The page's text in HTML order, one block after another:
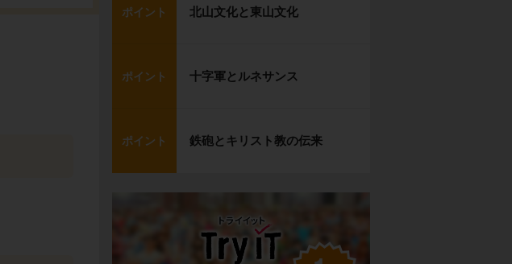
ポイント 北山文化と東山文化
ポイント 十字軍とルネサンス
ポイント 鉄砲とキリスト教の伝来